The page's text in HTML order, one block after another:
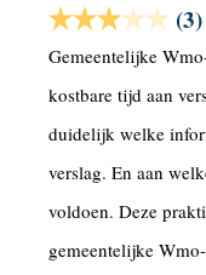
(3)
Gemeentelijke
kostbare tijd aan
duidelijk welke
verslag. En aan
voldoen. Deze
gemeentelijke